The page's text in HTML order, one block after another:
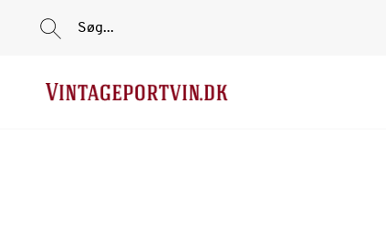
Søg...